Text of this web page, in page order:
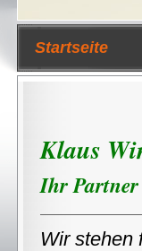
Startseite
Klaus
Ihr Partner
Wir stehen